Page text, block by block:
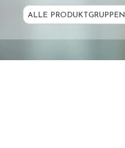
ALLE PRODUKTGRUPPEN